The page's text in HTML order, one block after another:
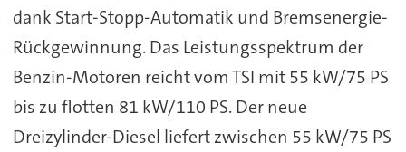
dank Start-Stopp-Automatik und Bremsenergie-
Rückgewinnung. Das Leistungsspektrum der
Benzin-Motoren reicht vom TSI mit 55 kW/75 PS
bis zu flotten 81 kW/110 PS. Der neue
Dreizylinder-Diesel liefert zwischen 55 kW/75 PS